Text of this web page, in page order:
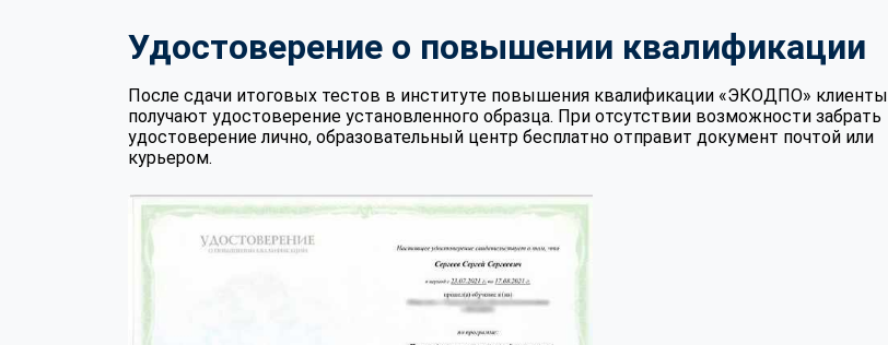
Удостоверение о повышении квалификации
После сдачи итоговых тестов в институте повышения квалификации «ЭКОДПО» клиенты
получают удостоверение установленного образца. При отсутствии возможности забрать
удостоверение лично, образовательный центр бесплатно отправит документ почтой или
курьером.